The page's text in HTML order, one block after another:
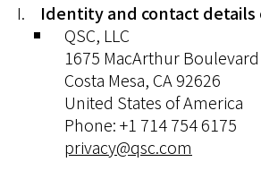
Identity and contact
QSC, LLC
1675 MacArthur Boulevard
Costa Mesa, CA 92626
United States of America
Phone: +1 714 754 6175
privacy@qsc.com